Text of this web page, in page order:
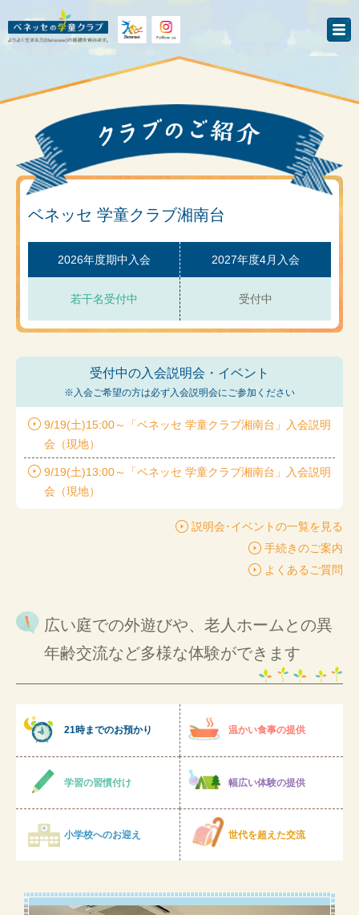
ベネッセ 学童クラブ湘南台
2026年度期中入会
若干名受付中
2027年度4月入会
受付中
受付中の入会説明会・イベント
※入会ご希望の方は必ず入会説明会にご参加ください
9/19(土)15:00～「ベネッセ 学童クラブ湘南台」入会説明
会（現地）
9/19(土)13:00～「ベネッセ 学童クラブ湘南台」入会説明
会（現地）
説明会･イベントの一覧を見る
手続きのご案内
よくあるご質問
広い庭での外遊びや、老人ホームとの異
年齢交流など多様な体験ができます
21時までのお預かり 温かい食事の提供
学習の習慣付け 幅広い体験の提供
小学校へのお迎え 世代を超えた交流